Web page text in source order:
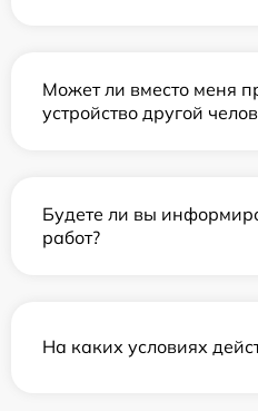
Может ли вместо меня
устройство другой
Будете ли вы
работ?
На каких условиях